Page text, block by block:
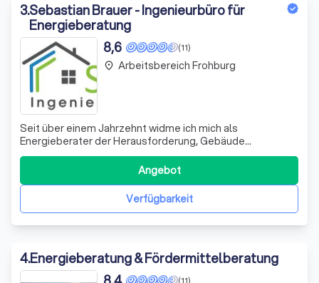
3.Sebastian Brauer - Ingenieurbüro für
Energieberatung
(11)
8,6
Seit über einem Jahrzehnt widme ich mich als
Energieberater der Herausforderung, Gebäude
energieeffizienter und nachhaltiger zu gestalten. Mein
Fokus liegt dabei auf der Beratung von Eigentümern von
Wohngebäuden, Bauplanungs- und Architekturbüros
sowie Bauträgern. Ich biete eine umfassende Palette a
Verfügbarkeit
Angebot
place Arbeitsbereich Frohburg
4.Energieberatung & Fördermittelberatung
(11)